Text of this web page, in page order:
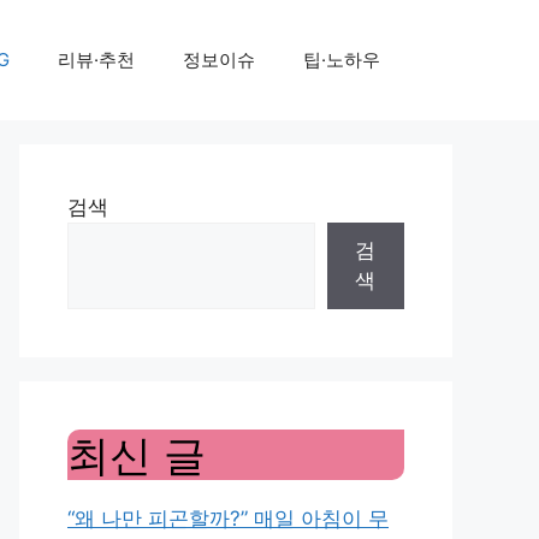
리뷰·추천 정보이슈 팁·노하우
검색
검
색
최신 글
“왜 나만 피곤할까?” 매일 아침이 무